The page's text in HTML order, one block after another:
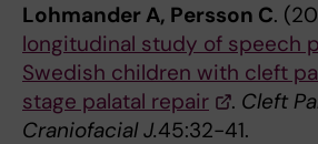
Lohmander A, Persson C.
longitudinal study of speech
Swedish children with cleft
stage palatal repair
. Cleft
Craniofacial J.45:32-41.